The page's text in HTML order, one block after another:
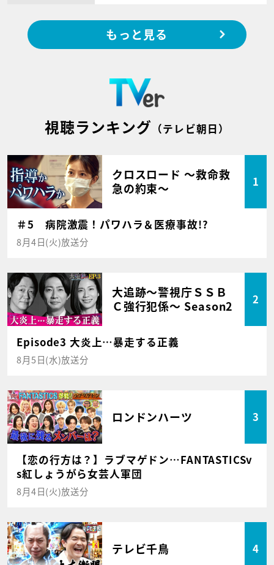
もっと見る
視聴ランキング （テレビ朝日）
クロスロード ～救命救
急の約束～
1
＃5 病院激震！パワハラ＆医療事故!?
8月4日(火)放送分
大追跡～警視庁ＳＳＢ
Ｃ強行犯係～ Season2
2
Episode3 大炎上…暴走する正義
8月5日(水)放送分
ロンドンハーツ 3
【恋の行方は？】ラブマゲドン…FANTASTICSv
s紅しょうがら女芸人軍団
8月4日(火)放送分
テレビ千鳥 4